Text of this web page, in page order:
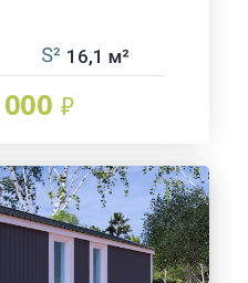
16,1